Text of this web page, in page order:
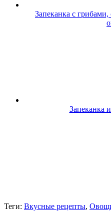
Запеканка с
Запеканка
Теги: Вкусные рецепты,